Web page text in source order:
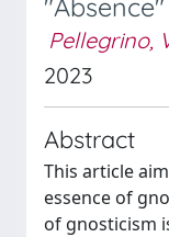
Pellegrino,
2023
Abstract
This article
essence of
of gnosticism